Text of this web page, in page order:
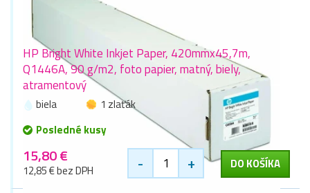
HP Bright White Inkjet Paper, 420mmx45,7m,
Q1446A, 90 g/m2, foto papier, matný, biely,
atramentový
biela
1 zlaťák
Posledné kusy
15,80 €
12,85 € bez DPH - + DO KOŠÍKA